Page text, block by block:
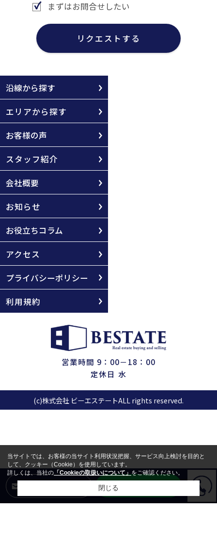
まずはお問合せしたい
リクエストする
沿線から探す
エリアから探す
お客様の声
スタッフ紹介
会社概要
お知らせ
お役立ちコラム
アクセス
プライバシーポリシー
利用規約
営業時間 9：00－18：00
定休日 水
(c)株式会社 ビーエステートALL rights reserved.
LINEからお問合せ
当サイトでは、お客様の当サイト利用状況把握、サービス向上検討を目的と
して、クッキー（Cookie）を使用しています。
詳しくは、当社の「Cookieの取扱いについて」をご確認ください。
閉じる